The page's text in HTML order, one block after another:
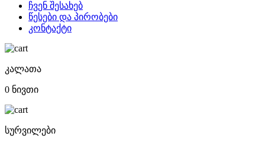
ჩვენ შესახებ
წესები და პირობები
კონტაქტი
კალათა
0 ნივთი
სურვილები